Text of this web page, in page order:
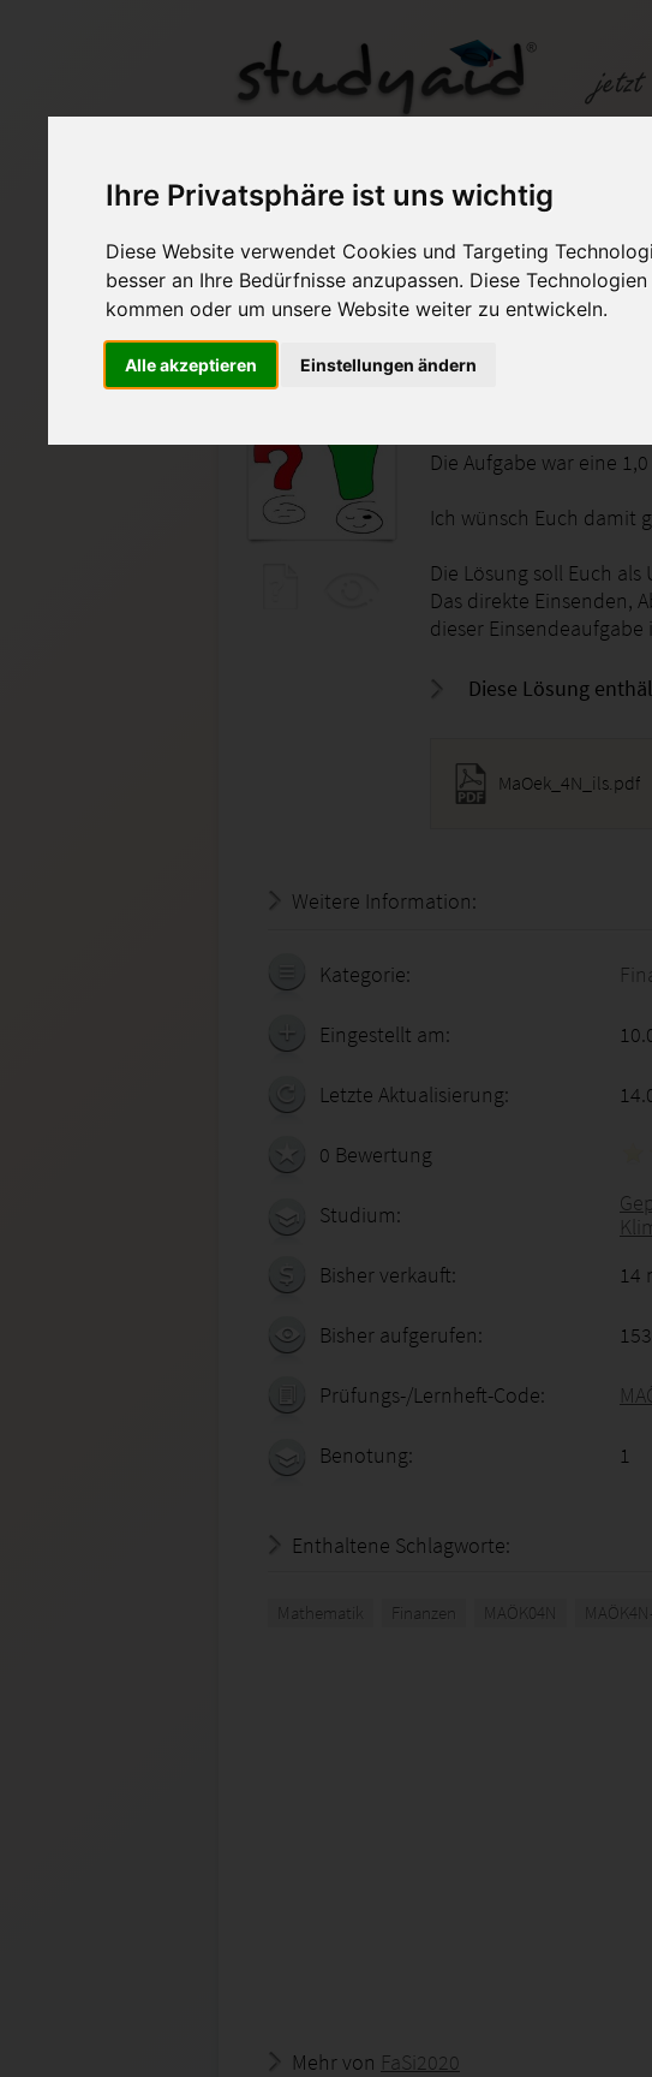
Ihre Privatsphäre ist uns wichtig
Diese Website verwendet Cookies und Targeting
besser an Ihre Bedürfnisse anzupassen. Diese
kommen oder um unsere Website weiter zu entwickeln.
Alle akzeptieren Einstellungen ändern
MAÖK04N Mathematik für
Auf StudyAid.de verkaufen
Die Aufgabe war eine
Ich wünsch Euch damit
Die Lösung soll Euch
Das direkte Einsenden,
dieser
Diese Lösung
MaOek_4N_ils.pdf
Weitere Information:
Kategorie:
Eingestellt am:
Letzte Aktualisierung:
0 Bewertung
Studium:
Bisher verkauft:
14
Bisher aufgerufen:
Prüfungs-/Lernheft-Code:
Benotung: 1
Enthaltene Schlagworte:
Mathematik Finanzen MAÖK04N
Mehr von FaSi2020